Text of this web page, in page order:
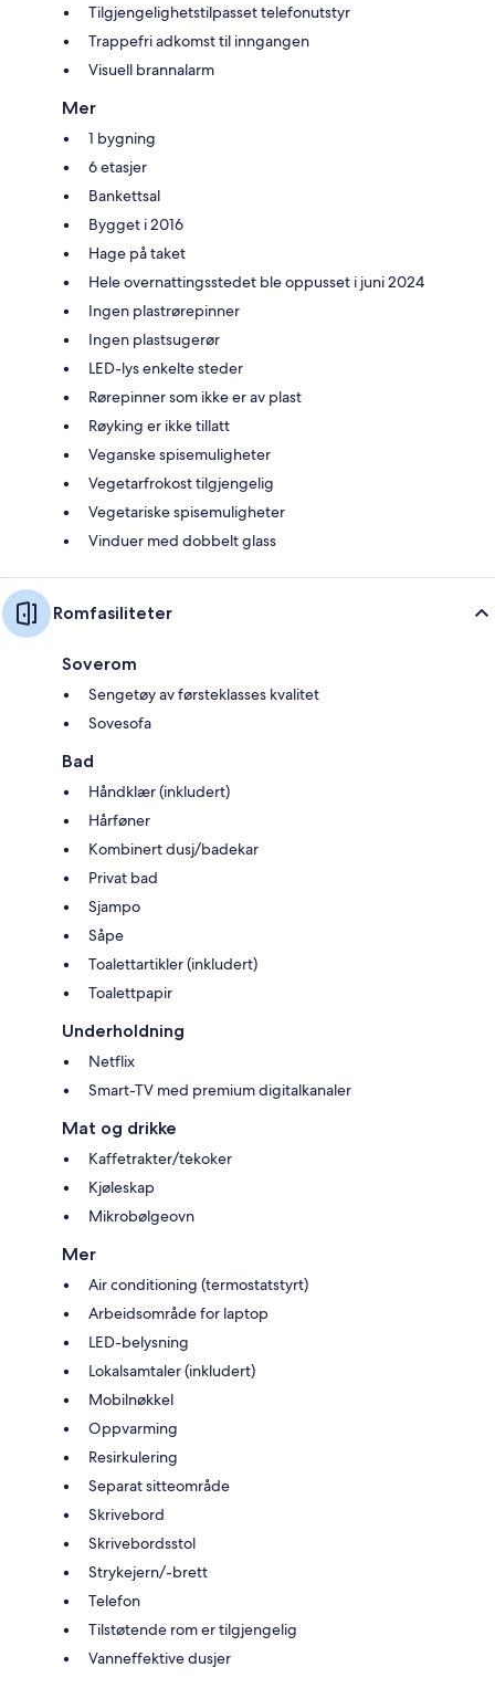
Tilgjengelighetstilpasset telefonutstyr
Trappefri adkomst til inngangen
Visuell brannalarm
Mer
1 bygning
6 etasjer
Bankettsal
Bygget i 2016
Hage på taket
Hele overnattingsstedet ble oppusset i juni 2024
Ingen plastrørepinner
Ingen plastsugerør
LED-lys enkelte steder
Rørepinner som ikke er av plast
Røyking er ikke tillatt
Veganske spisemuligheter
Vegetarfrokost tilgjengelig
Vegetariske spisemuligheter
Vinduer med dobbelt glass
Romfasiliteter
Soverom
Sengetøy av førsteklasses kvalitet
Sovesofa
Bad
Håndklær (inkludert)
Hårføner
Kombinert dusj/badekar
Privat bad
Sjampo
Såpe
Toalettartikler (inkludert)
Toalettpapir
Underholdning
Netflix
Smart-TV med premium digitalkanaler
Mat og drikke
Kaffetrakter/tekoker
Kjøleskap
Mikrobølgeovn
Mer
Air conditioning (termostatstyrt)
Arbeidsområde for laptop
LED-belysning
Lokalsamtaler (inkludert)
Mobilnøkkel
Oppvarming
Resirkulering
Separat sitteområde
Skrivebord
Skrivebordsstol
Strykejern/-brett
Telefon
Tilstøtende rom er tilgjengelig
Vanneffektive dusjer